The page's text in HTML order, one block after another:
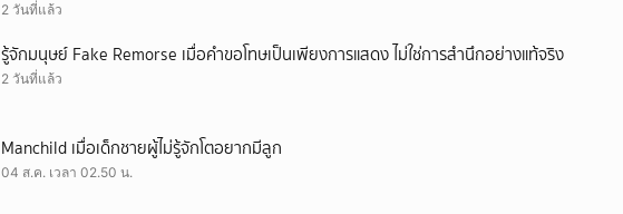
2 วันที่แล้ว
รู้จักมนุษย์ Fake Remorse เมื่อคำขอโทษเป็นเพียงการแสดง ไม่ใช่การสำนึกอย่างแท้จริง
2 วันที่แล้ว
Manchild เมื่อเด็กชายผู้ไม่รู้จักโตอยากมีลูก
04 ส.ค. เวลา 02.50 น.